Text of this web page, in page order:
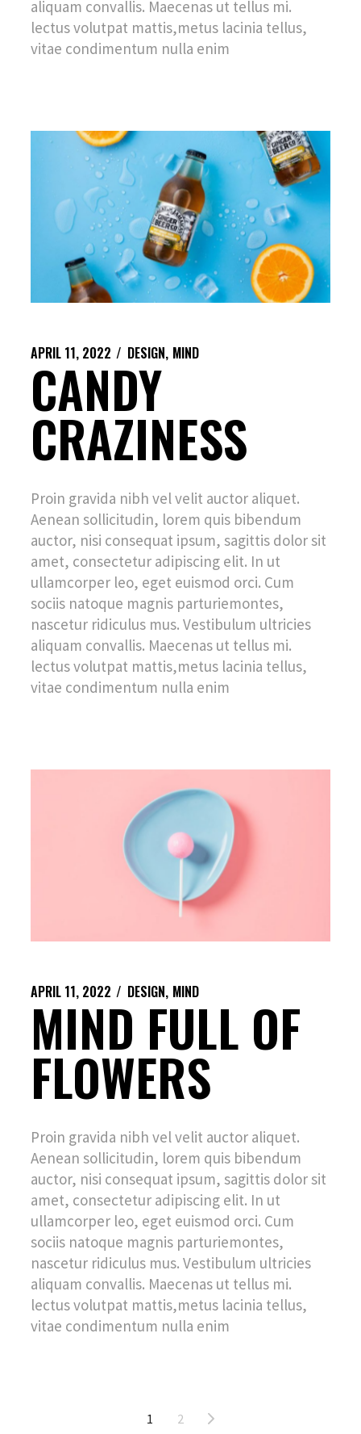
aliquam convallis. Maecenas ut tellus mi.
lectus volutpat mattis,metus lacinia tellus,
vitae condimentum nulla enim
APRIL 11, 2022 DESIGN MIND
CANDY
CRAZINESS
Proin gravida nibh vel velit auctor aliquet.
Aenean sollicitudin, lorem quis bibendum
auctor, nisi consequat ipsum, sagittis dolor sit
amet, consectetur adipiscing elit. In ut
ullamcorper leo, eget euismod orci. Cum
sociis natoque magnis parturiemontes,
nascetur ridiculus mus. Vestibulum ultricies
aliquam convallis. Maecenas ut tellus mi.
lectus volutpat mattis,metus lacinia tellus,
vitae condimentum nulla enim
APRIL 11, 2022 DESIGN MIND
MIND FULL OF
FLOWERS
Proin gravida nibh vel velit auctor aliquet.
Aenean sollicitudin, lorem quis bibendum
auctor, nisi consequat ipsum, sagittis dolor sit
amet, consectetur adipiscing elit. In ut
ullamcorper leo, eget euismod orci. Cum
sociis natoque magnis parturiemontes,
nascetur ridiculus mus. Vestibulum ultricies
aliquam convallis. Maecenas ut tellus mi.
lectus volutpat mattis,metus lacinia tellus,
vitae condimentum nulla enim
1 2